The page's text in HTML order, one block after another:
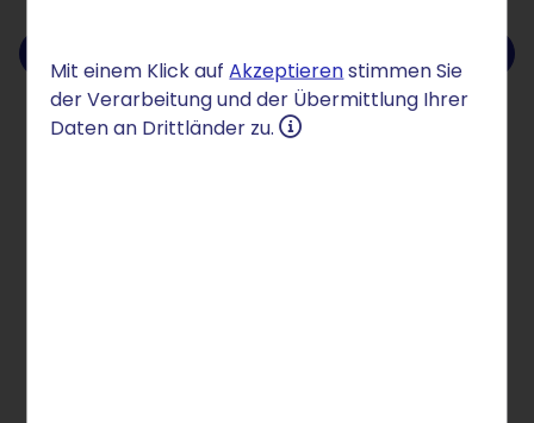
Mit einem Klick aufAkzeptierenstimmen Sie
der Verarbeitung und der Übermittlung Ihrer
Daten an Drittländer zu.
Mehrheit will europäische